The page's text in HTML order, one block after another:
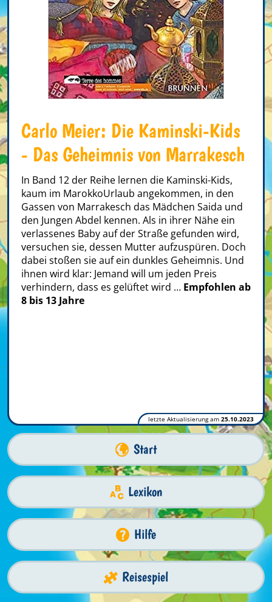
Carlo Meier: Die Kaminski-Kids
- Das Geheimnis von Marrakesch
In Band 12 der Reihe lernen die Kaminski-Kids,
kaum im MarokkoUrlaub angekommen, in den
Gassen von Marrakesch das Mädchen Saida und
den Jungen Abdel kennen. Als in ihrer Nähe ein
verlassenes Baby auf der Straße gefunden wird,
versuchen sie, dessen Mutter aufzuspüren. Doch
dabei stoßen sie auf ein dunkles Geheimnis. Und
ihnen wird klar: Jemand will um jeden Preis
verhindern, dass es gelüftet wird … Empfohlen ab
8 bis 13 Jahre
letzte Aktualisierung am 25.10.2023
Start
Lexikon
Hilfe
Reisespiel